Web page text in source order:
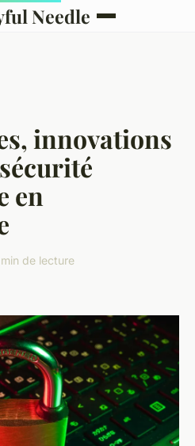
Needle
innovations
en
de lecture